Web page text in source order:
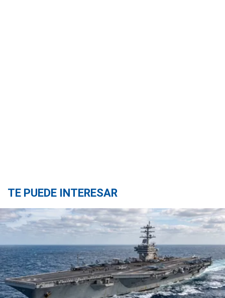
TE PUEDE INTERESAR